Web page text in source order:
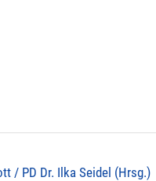
/ PD Dr. Ilka Seidel (Hrsg.)